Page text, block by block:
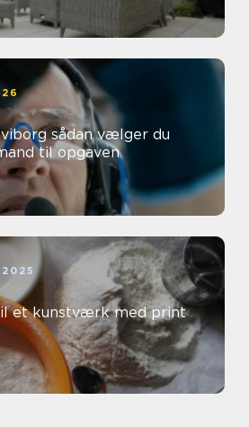
vælger du
til opgaven
et kunstværk med print